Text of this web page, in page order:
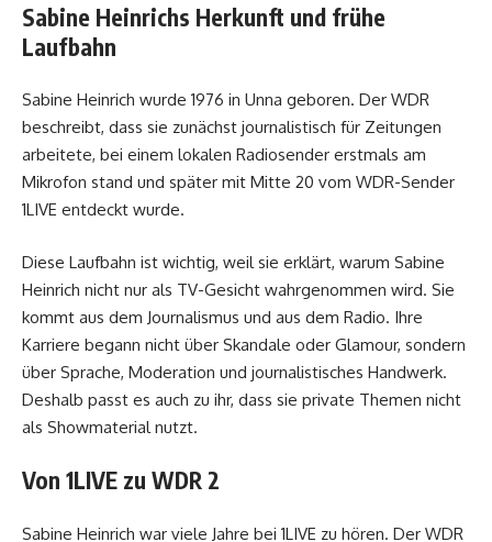
Sabine Heinrichs Herkunft und frühe
Laufbahn
Sabine Heinrich wurde 1976 in Unna geboren. Der WDR
beschreibt, dass sie zunächst journalistisch für Zeitungen
arbeitete, bei einem lokalen Radiosender erstmals am
Mikrofon stand und später mit Mitte 20 vom WDR-Sender
1LIVE entdeckt wurde.
Diese Laufbahn ist wichtig, weil sie erklärt, warum Sabine
Heinrich nicht nur als TV-Gesicht wahrgenommen wird. Sie
kommt aus dem Journalismus und aus dem Radio. Ihre
Karriere begann nicht über Skandale oder Glamour, sondern
über Sprache, Moderation und journalistisches Handwerk.
Deshalb passt es auch zu ihr, dass sie private Themen nicht
als Showmaterial nutzt.
Von 1LIVE zu WDR 2
Sabine Heinrich war viele Jahre bei 1LIVE zu hören. Der WDR